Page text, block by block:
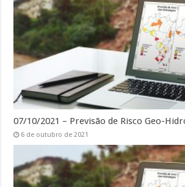
07/10/2021 – Previsão de Risco Geo-
6 de outubro de 2021